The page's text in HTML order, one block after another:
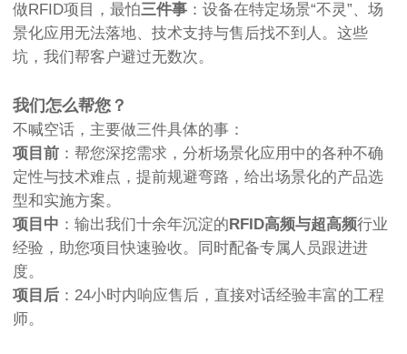
做RFID项目，最怕三件事 ：设备在特定场景“不灵”、场
景化应用无法落地、技术支持与售后找不到人。这些
坑，我们帮客户避过无数次。
我们怎么帮您？
不喊空话，主要做三件具体的事：
项目前 ：帮您深挖需求，分析场景化应用中的各种不确
定性与技术难点，提前规避弯路，给出场景化的产品选
型和实施方案。
项目中 ：输出我们十余年沉淀的 RFID高频与超高频行业
经验，助您项目快速验收。同时配备专属人员跟进进
度。
项目后 ：24小时内响应售后，直接对话经验丰富的工程
师。